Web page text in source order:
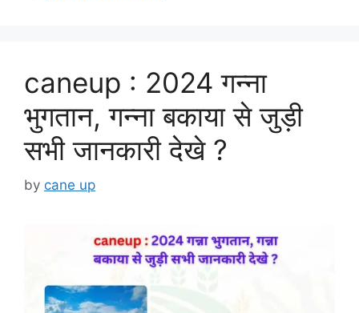
caneup : 2024 गन्ना
भुगतान, गन्ना बकाया से जुड़ी
सभी जानकारी देखे ?
by cane up